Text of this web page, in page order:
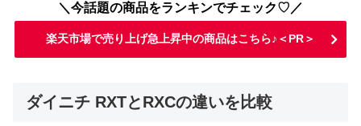
＼今話題の商品をランキンでチェック♡／
楽天市場で売り上げ急上昇中の商品はこちら♪＜PR＞
ダイニチ RXTとRXCの違いを比較